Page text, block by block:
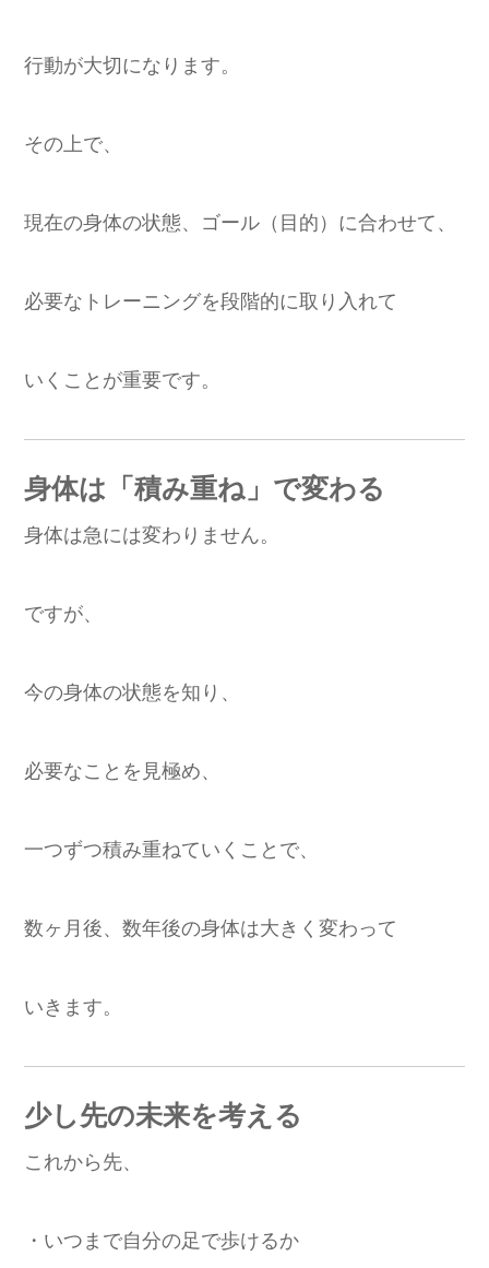
行動が大切になります。
その上で、
現在の身体の状態、ゴール（目的）に合わせて、
必要なトレーニングを段階的に取り入れて
いくことが重要です。
身体は「積み重ね」で変わる
身体は急には変わりません。
ですが、
今の身体の状態を知り、
必要なことを見極め、
一つずつ積み重ねていくことで、
数ヶ月後、数年後の身体は大きく変わって
いきます。
少し先の未来を考える
これから先、
・いつまで自分の足で歩けるか